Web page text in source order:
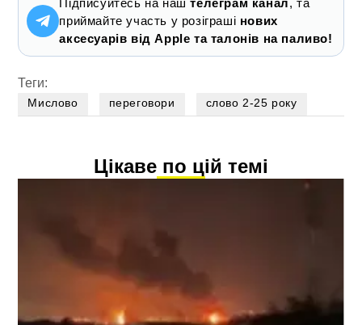
Підписуйтесь на наштелеграм канал, та
приймайте участь у розіграші нових
аксесуарів від Apple та талонів на паливо!
Теги:
Мислово переговори слово 2-25 року
Цікаве по цій темі